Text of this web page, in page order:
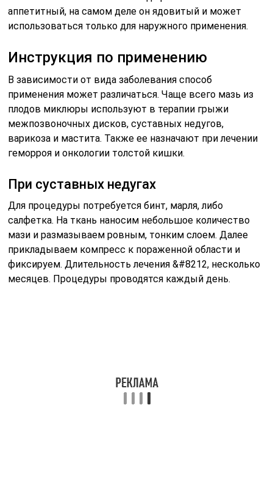
аппетитный, на самом деле он ядовитый и может
использоваться только для наружного применения.
Инструкция по применению
В зависимости от вида заболевания способ
применения может различаться. Чаще всего мазь из
плодов миклюры используют в терапии грыжи
межпозвоночных дисков, суставных недугов,
варикоза и мастита. Также ее назначают при лечении
геморроя и онкологии толстой кишки.
При суставных недугах
Для процедуры потребуется бинт, марля, либо
салфетка. На ткань наносим небольшое количество
мази и размазываем ровным, тонким слоем. Далее
прикладываем компресс к пораженной области и
фиксируем. Длительность лечения &#8212, несколько
месяцев. Процедуры проводятся каждый день.
шарфом или пледом, и оставить на 3-4 часа. Если
данное действие проводится перед сном, то с
укутанными суставом можно спать всю ночь. Данные